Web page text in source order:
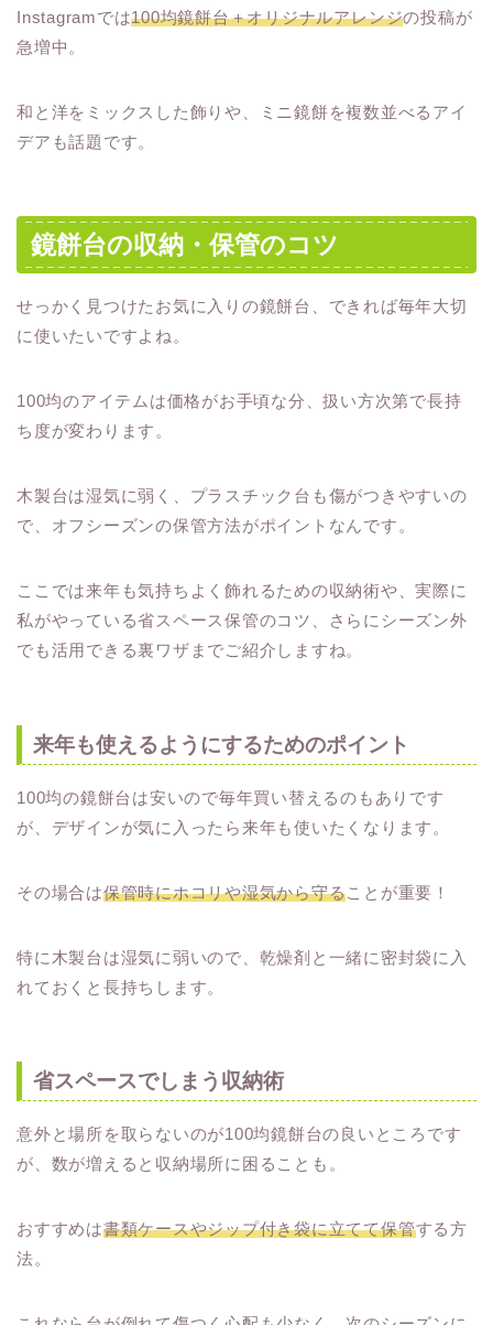
Instagramでは100均鏡餅台＋オリジナルアレンジの投稿が
急増中。
和と洋をミックスした飾りや、ミニ鏡餅を複数並べるアイ
デアも話題です。
鏡餅台の収納・保管のコツ
せっかく見つけたお気に入りの鏡餅台、できれば毎年大切
に使いたいですよね。
100均のアイテムは価格がお手頃な分、扱い方次第で長持
ち度が変わります。
木製台は湿気に弱く、プラスチック台も傷がつきやすいの
で、オフシーズンの保管方法がポイントなんです。
ここでは来年も気持ちよく飾れるための収納術や、実際に
私がやっている省スペース保管のコツ、さらにシーズン外
でも活用できる裏ワザまでご紹介しますね。
来年も使えるようにするためのポイント
100均の鏡餅台は安いので毎年買い替えるのもありです
が、デザインが気に入ったら来年も使いたくなります。
その場合は保管時にホコリや湿気から守ることが重要！
特に木製台は湿気に弱いので、乾燥剤と一緒に密封袋に入
れておくと長持ちします。
省スペースでしまう収納術
意外と場所を取らないのが100均鏡餅台の良いところです
が、数が増えると収納場所に困ることも。
おすすめは書類ケースやジップ付き袋に立てて保管する方
法。